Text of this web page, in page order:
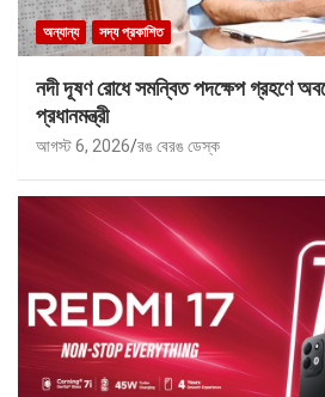
অন্যান্য সদ্য প্রকাশিত
নদী দূষণ রোধে সমন্বিত পদক্ষেপ গ্রহণে
প্রধানমন্ত্রী
আগস্ট 6, 2026 রঙ বেরঙ ডেস্ক